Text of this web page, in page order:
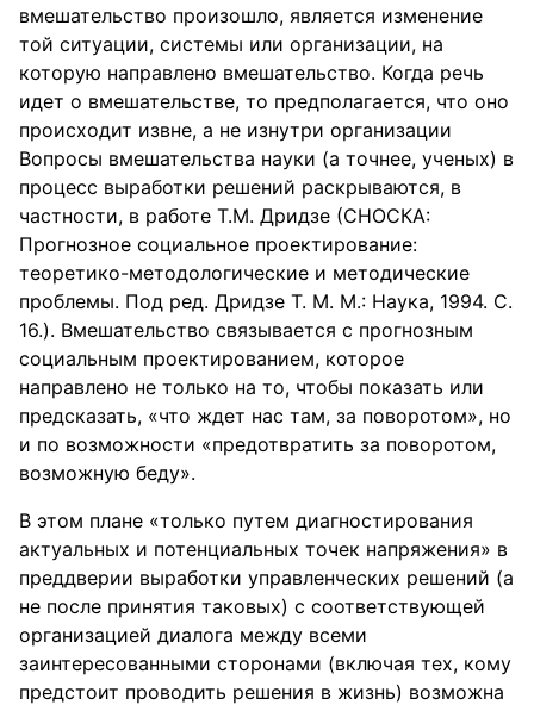
вмешательство произошло, является изменение
той ситуации, системы или организации, на
которую направлено вмешательство. Когда речь
идет о вмешательстве, то предполагается, что оно
происходит извне, а не изнутри организации
Вопросы вмешательства науки (а точнее, ученых) в
процесс выработки решений раскрываются, в
частности, в работе Т.М. Дридзе (СНОСКА:
Прогнозное социальное проектирование:
теоретико-методологические и методические
проблемы. Под ред. Дридзе Т. М. М.: Наука, 1994. С.
16.). Вмешательство связывается с прогнозным
социальным проектированием, которое
направлено не только на то, чтобы показать или
предсказать, «что ждет нас там, за поворотом», но
и по возможности «предотвратить за поворотом,
возможную беду».
В этом плане «только путем диагностирования
актуальных и потенциальных точек напряжения» в
преддверии выработки управленческих решений (а
не после принятия таковых) с соответствующей
организацией диалога между всеми
заинтересованными сторонами (включая тех, кому
предстоит проводить решения в жизнь) возможна